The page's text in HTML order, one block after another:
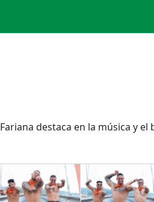
Fariana destaca en la música y